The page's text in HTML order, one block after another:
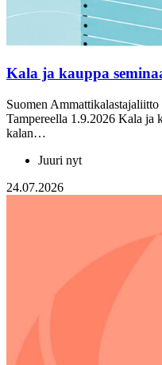
Kala ja kauppa
Suomen
Tampereella 1.9.2026 Kala ja
kalan…
Juuri nyt
24.07.2026